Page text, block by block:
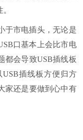
市电插头，无论是
口基本上会比市电
都会导致USB插线板
插线板方便归方
家还是要做到心中有